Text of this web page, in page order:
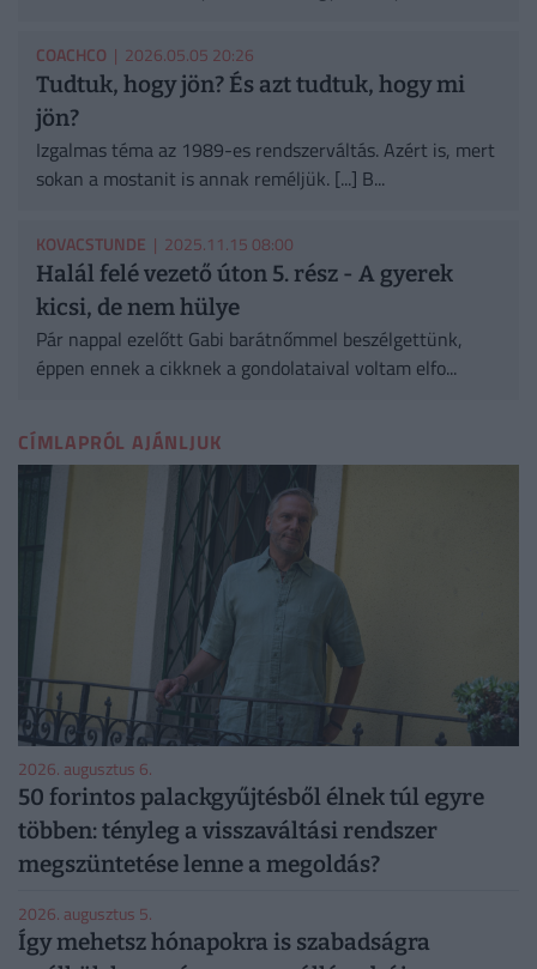
COACHCO | 2026.05.05 20:26
Tudtuk, hogy jön? És azt tudtuk, hogy mi
jön?
Izgalmas téma az 1989-es rendszerváltás. Azért is, mert
sokan a mostanit is annak reméljük. [...] B...
KOVACSTUNDE | 2025.11.15 08:00
Halál felé vezető úton 5. rész - A gyerek
kicsi, de nem hülye
Pár nappal ezelőtt Gabi barátnőmmel beszélgettünk,
éppen ennek a cikknek a gondolataival voltam elfo...
CÍMLAPRÓL AJÁNLJUK
2026. augusztus 6.
50 forintos palackgyűjtésből élnek túl egyre
többen: tényleg a visszaváltási rendszer
megszüntetése lenne a megoldás?
2026. augusztus 5.
Így mehetsz hónapokra is szabadságra